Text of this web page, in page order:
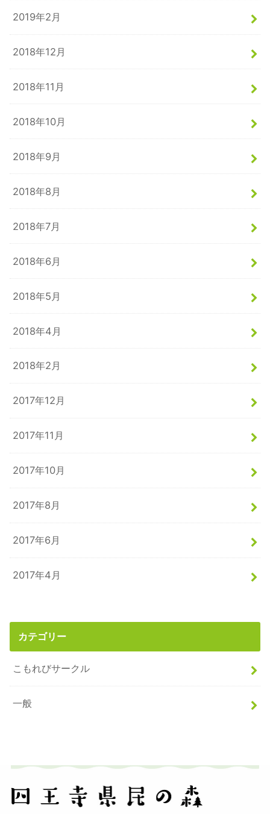
2019年2月
2018年12月
2018年11月
2018年10月
2018年9月
2018年8月
2018年7月
2018年6月
2018年5月
2018年4月
2018年2月
2017年12月
2017年11月
2017年10月
2017年8月
2017年6月
2017年4月
カテゴリー
こもれびサークル
一般